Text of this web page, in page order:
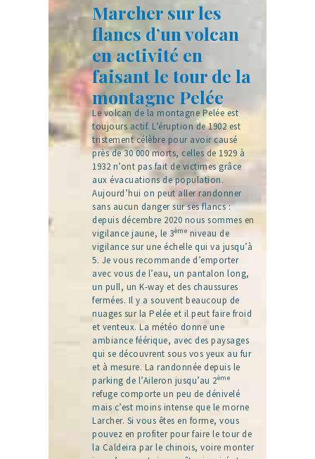
Marcher sur les
flancs d’un volcan
en activité en
faisant le tour de la
montagne Pelée
Le volcan de la montagne Pelée est
toujours actif. L’éruption de 1902 est
tristement célèbre pour avoir causé
près de 30 000 morts, celles de 1929 à
1932 n’ont pas fait de victimes grâce
aux évacuations de population.
Aujourd’hui on peut aller randonner
sans aucun danger sur ses flancs :
depuis décembre 2020 nous sommes en
vigilance jaune, le 3ème niveau de
vigilance sur une échelle qui va jusqu’à
5. Je vous recommande d’emporter
avec vous de l’eau, un pantalon long,
un pull, un K-way et des chaussures
fermées. Il y a souvent beaucoup de
nuages sur la Pelée et il peut faire froid
et venteux. La météo donne une
ambiance féérique, avec des paysages
qui se découvrent sous vos yeux au fur
et à mesure. La randonnée depuis le
parking de l’Aileron jusqu’au 2ème
refuge comporte un peu de dénivelé
mais c’est moins intense que le morne
Larcher. Si vous êtes en forme, vous
pouvez en profiter pour faire le tour de
la Caldeira par le chinois, voire monter